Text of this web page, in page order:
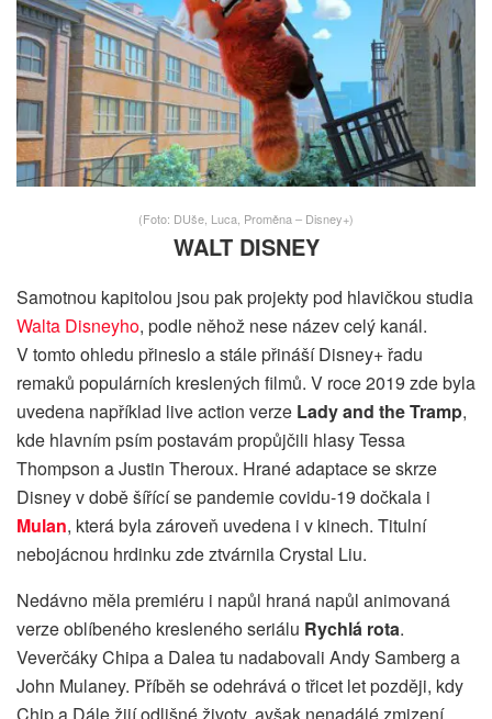
(Foto: DUše, Luca, Proměna – Disney+)
WALT DISNEY
Samotnou kapitolou jsou pak projekty pod hlavičkou studia
Walta Disneyho, podle něhož nese název celý kanál.
V tomto ohledu přineslo a stále přináší Disney+ řadu
remaků populárních kreslených filmů. V roce 2019 zde byla
uvedena například live action verze Lady and the Tramp,
kde hlavním psím postavám propůjčili hlasy Tessa
Thompson a Justin Theroux. Hrané adaptace se skrze
Disney v době šířící se pandemie covidu-19 dočkala i
Mulan, která byla zároveň uvedena i v kinech. Titulní
nebojácnou hrdinku zde ztvárnila Crystal Liu.
Nedávno měla premiéru i napůl hraná napůl animovaná
verze oblíbeného kresleného seriálu Rychlá rota.
Veverčáky Chipa a Dalea tu nadabovali Andy Samberg a
John Mulaney. Příběh se odehrává o třicet let později, kdy
Chip a Dále žijí odlišné životy, avšak nenadálé zmizení